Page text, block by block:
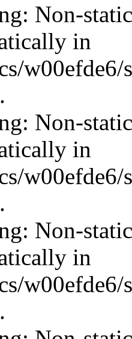
Non-
in
w00efde6/
Non-
in
w00efde6/
Non-
in
w00efde6/